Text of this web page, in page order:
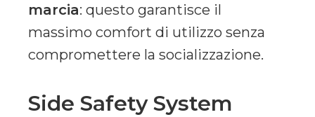
marcia: questo garantisce il
massimo comfort di utilizzo senza
compromettere la socializzazione.
Side Safety System